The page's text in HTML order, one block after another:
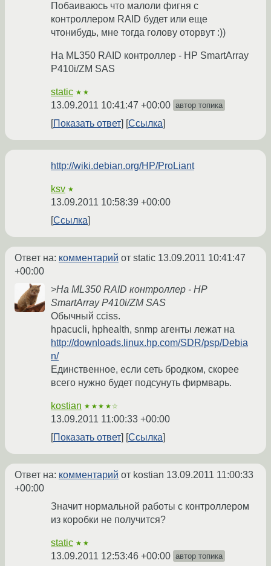
Побаиваюсь что малоли фигня с
контроллером RAID будет или еще
чтонибудь, мне тогда голову оторвут :))
На ML350 RAID контроллер - HP SmartArray
P410i/ZM SAS
static ★★
13.09.2011 10:41:47 +00:00 автор топика
Показать ответ Ссылка
http://wiki.debian.org/HP/ProLiant
ksv ★
13.09.2011 10:58:39 +00:00
Ссылка
Ответ на: комментарий от static 13.09.2011 10:41:47
+00:00
>На ML350 RAID контроллер - HP
SmartArray P410i/ZM SAS
Обычный cciss.
hpacucli, hphealth, snmp агенты лежат на
http://downloads.linux.hp.com/SDR/psp/Debia
n/
Единственное, если сеть бродком, скорее
всего нужно будет подсунуть фирмварь.
kostian ★★★★☆
13.09.2011 11:00:33 +00:00
Показать ответ
Ссылка
Ответ на: комментарий от kostian 13.09.2011 11:00:33
+00:00
Значит нормальной работы с контроллером
из коробки не получится?
static ★★
13.09.2011 12:53:46 +00:00 автор топика